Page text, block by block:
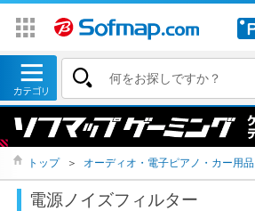
トップ ＞ オーディオ・電子ピアノ・カー用品
電源ノイズフィルター